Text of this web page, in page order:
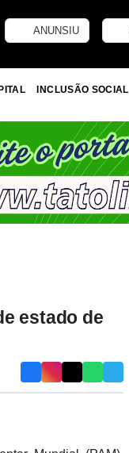
ANUNSIU
INCLUSÃO SOCIAL
estado de